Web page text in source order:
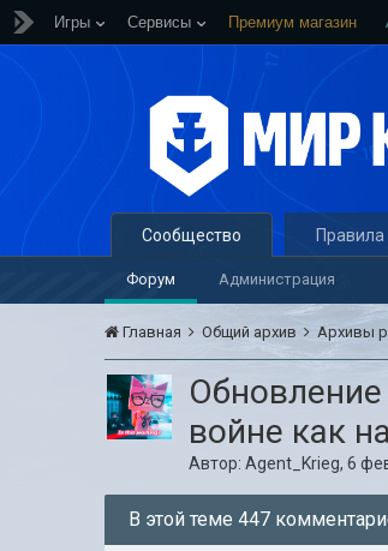
Игры Сервисы Премиум магазин
Сообщество
Форум Администрация
Правила
Главная Общий архив Архивы
войне как
Автор:Agent_Krieg,6
В этой теме 447